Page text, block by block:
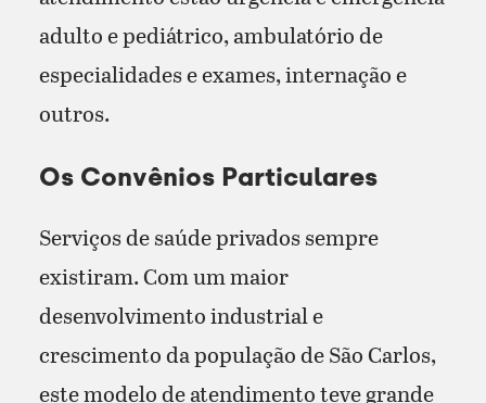
adulto e pediátrico, ambulatório de
especialidades e exames, internação e
outros.
Os Convênios Particulares
Serviços de saúde privados sempre
existiram. Com um maior
desenvolvimento industrial e
crescimento da população de São Carlos,
este modelo de atendimento teve grande